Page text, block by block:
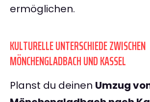
ermöglichen.
KULTURELLE UNTERSCHIEDE ZWISCHEN
MÖNCHENGLADBACH UND KASSEL
Planst du deinen Umzug